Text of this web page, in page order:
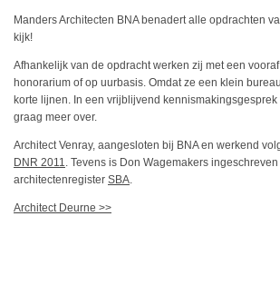
Manders Architecten BNA benadert alle opdrachten
kijk!
Afhankelijk van de opdracht werken zij met een
honorarium of op uurbasis. Omdat ze een klein
korte lijnen. In een vrijblijvend
graag meer over.
Architect Venray, aangesloten bij BNA en werkend
DNR 2011. Tevens is Don Wagemakers
architectenregister SBA.
Architect Deurne >>